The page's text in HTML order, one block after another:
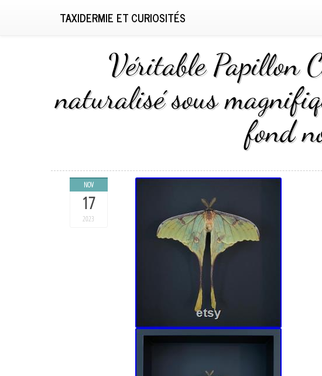
TAXIDERMIE ET CURIOSITÉS
Véritable Papillon
naturalisé sous
fond
NOV
17
2023